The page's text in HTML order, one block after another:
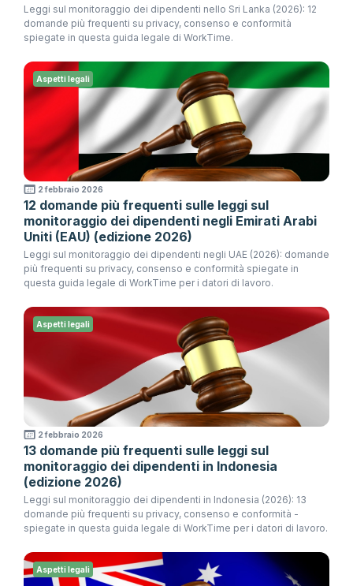
Leggi sul monitoraggio dei dipendenti nello Sri Lanka (2026): 12
domande più frequenti su privacy, consenso e conformità
spiegate in questa guida legale di WorkTime.
2 febbraio 2026
12 domande più frequenti sulle leggi sul
monitoraggio dei dipendenti negli Emirati Arabi
Uniti (EAU) (edizione 2026)
Leggi sul monitoraggio dei dipendenti negli UAE (2026): domande
più frequenti su privacy, consenso e conformità spiegate in
questa guida legale di WorkTime per i datori di lavoro.
Aspetti legali
2 febbraio 2026
13 domande più frequenti sulle leggi sul
monitoraggio dei dipendenti in Indonesia
(edizione 2026)
Leggi sul monitoraggio dei dipendenti in Indonesia (2026): 13
domande più frequenti su privacy, consenso e conformità -
spiegate in questa guida legale di WorkTime per i datori di lavoro.
Aspetti legali
Aspetti legali